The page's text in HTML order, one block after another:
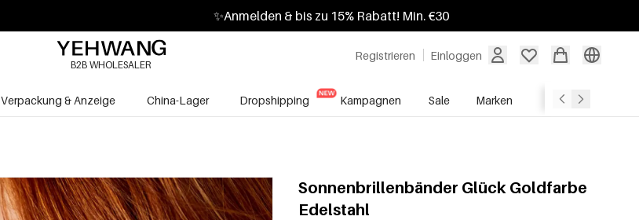
✨Anmelden & bis zu 15% Rabatt! Min. €30
Registrieren Einloggen
B2B WHOLESALER
Verpackung & Anzeige China-Lager Dropshipping Kampagnen Sale Marken
Sonnenbrillenbänder Glück Goldfarbe
Edelstahl